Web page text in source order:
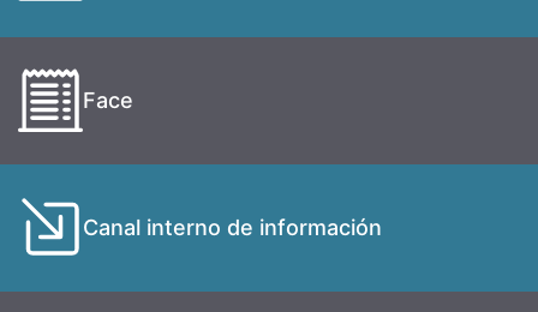
Face
Canal interno de información